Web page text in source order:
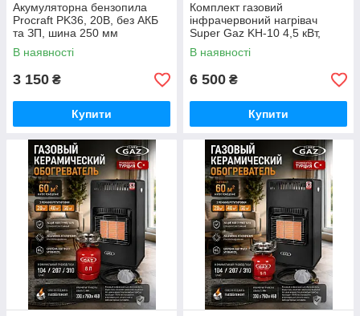
Акумуляторна бензопила
Procraft PK36, 20В, без АКБ
та ЗП, шина 250 мм
Німеччина
В наявності
3 150 ₴
Купити
Комплект газовий
інфрачервоний нагрівач
Super Gaz KH-10 4,5 кВт,
балон 12 л + редуктор +
шланг Туреччина
В наявності
6 500 ₴
Купити